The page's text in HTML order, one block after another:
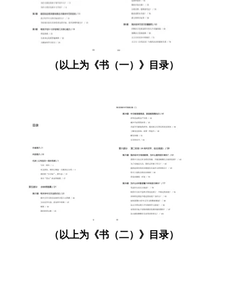
（以上为《书（一）》目录）
（以上为《书（二）》目录）